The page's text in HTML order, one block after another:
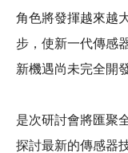
角色將發揮越來越
步，使新一代傳感
新機遇尚未完全開發
是次研討會將匯聚
探討最新的傳感器